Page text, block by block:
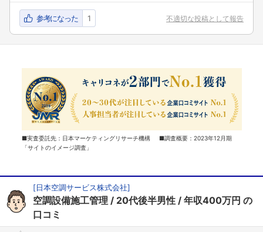
参考になった 1 不適切な投稿として報告
■実査委託先：日本マーケティングリサーチ機構 ■調査概要：2023年12月期
「サイトのイメージ調査」
[日本空調サービス株式会社]
空調設備施工管理 20代後半男性 年収400万円 の
口コミ